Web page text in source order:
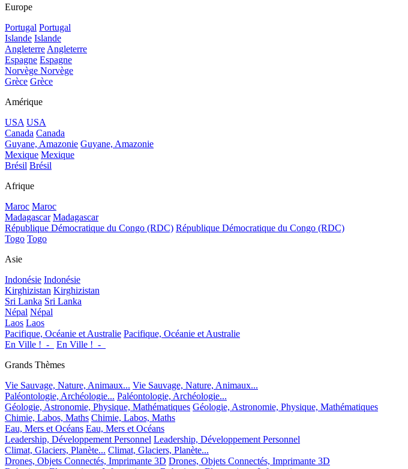
Europe
Portugal Portugal
Islande Islande
Angleterre Angleterre
Espagne Espagne
Norvège Norvège
Grèce Grèce
Amérique
USA USA
Canada Canada
Guyane, Amazonie Guyane, Amazonie
Mexique Mexique
Brésil Brésil
Afrique
Maroc Maroc
Madagascar Madagascar
République Démocratique du Congo (RDC) République Démocratique du Congo (RDC)
Togo Togo
Asie
Indonésie Indonésie
Kirghizistan Kirghizistan
Sri Lanka Sri Lanka
Népal Népal
Laos Laos
Pacifique, Océanie et Australie Pacifique, Océanie et Australie
En Ville !_-_
En Ville !_-_
Grands Thèmes
Vie Sauvage, Nature, Animaux... Vie Sauvage, Nature, Animaux...
Paléontologie, Archéologie... Paléontologie, Archéologie...
Géologie, Astronomie, Physique, Mathématiques Géologie, Astronomie, Physique, Mathématiques
Chimie, Labos, Maths Chimie, Labos, Maths
Eau, Mers et Océans Eau, Mers et Océans
Leadership, Développement Personnel Leadership, Développement Personnel
Climat, Glaciers, Planète... Climat, Glaciers, Planète...
Drones, Objets Connectés, Imprimante 3D Drones, Objets Connectés, Imprimante 3D